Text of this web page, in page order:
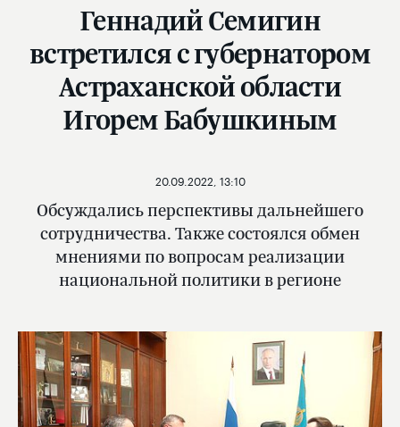
Геннадий Семигин
встретился с губернатором
Астраханской области
Игорем Бабушкиным
Обсуждались перспективы дальнейшего
сотрудничества. Также состоялся обмен
мнениями по вопросам реализации
национальной политики в регионе
20.09.2022, 13:10